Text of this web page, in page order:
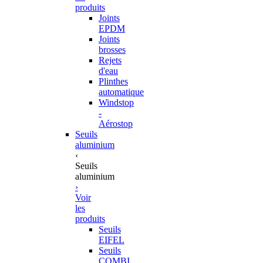
produits
Joints
EPDM
Joints
brosses
Rejets
d'eau
Plinthes
automatique
Windstop
-
Aérostop
Seuils
aluminium
‹
Seuils
aluminium
›
Voir
les
produits
Seuils
EIFEL
Seuils
COMBI